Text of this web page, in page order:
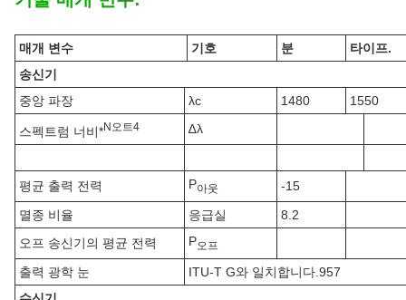
매개 변수 기호 분
타이프.
송신기
중앙 파장
λc 1480 1550
스펙트럼 너비*N 오트4 ∆λ
평균 출력 전력 P아웃
-15
멸종 비율
응급실
8.2
오프 송신기의 평균 전력
P오프
출력 광학 눈
ITU-T G와 일치합니다.957